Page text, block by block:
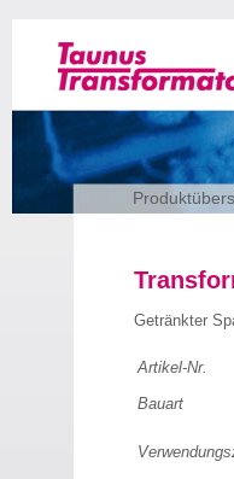
Getränkter
Artikel-Nr.
Bauart